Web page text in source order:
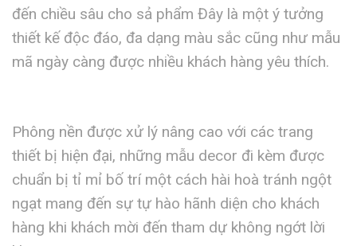
đến chiều sâu cho sả phẩm Đây là một ý tưởng
thiết kế độc đáo, đa dạng màu sắc cũng như mẫu
mã ngày càng được nhiều khách hàng yêu thích.
Phông nền được xử lý nâng cao với các trang
thiết bị hiện đại, những mẫu decor đi kèm được
chuẩn bị tỉ mỉ bố trí một cách hài hoà tránh ngột
ngạt mang đến sự tự hào hãnh diện cho khách
hàng khi khách mời đến tham dự không ngớt lời